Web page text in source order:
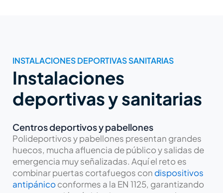
INSTALACIONES DEPORTIVAS SANITARIAS
Instalaciones
deportivas y sanitarias
Centros deportivos y pabellones
Polideportivos y pabellones presentan grandes
huecos, mucha afluencia de público y salidas de
emergencia muy señalizadas. Aquí el reto es
combinar puertas cortafuegos con dispositivos
antipánicoconformes a la EN 1125, garantizando